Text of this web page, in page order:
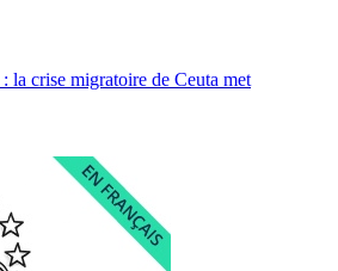
la crise migratoire de Ceuta met